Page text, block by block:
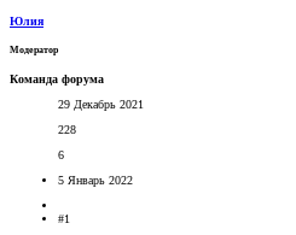
Юлия
Модератор
Команда форума
29 Декабрь 2021
228
6
5 Январь 2022
#1